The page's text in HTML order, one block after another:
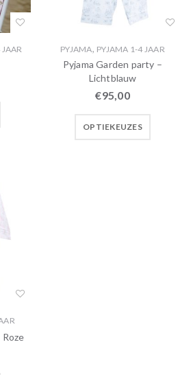
PYJAMA, PYJAMA 1-4 JAAR
Pyjama Garden party –
Lichtblauw
€95,00
OPTIEKEUZES